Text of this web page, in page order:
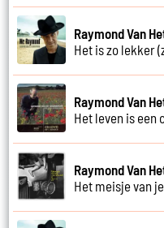
Raymond Van
Het is zo lekker
Raymond Van
Het leven is een
Raymond Van
Het meisje van